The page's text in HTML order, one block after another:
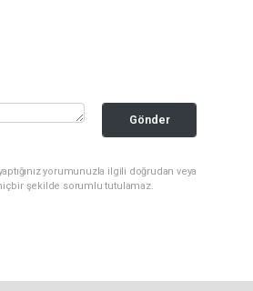
Gönder
yorumunuzla ilgili doğrudan veya
şekilde sorumlu tutulamaz.